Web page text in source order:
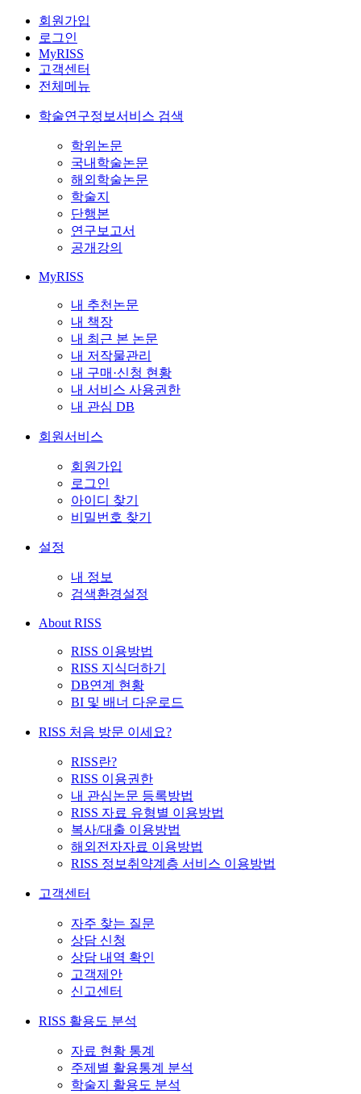
회원가입
로그인
MyRISS
고객센터
전체메뉴
학술연구정보서비스 검색
학위논문
국내학술논문
해외학술논문
학술지
단행본
연구보고서
공개강의
MyRISS
내 추천논문
내 책장
내 최근 본 논문
내 저작물관리
내 구매·신청 현황
내 서비스 사용권한
내 관심 DB
회원서비스
회원가입
로그인
아이디 찾기
비밀번호 찾기
설정
내 정보
검색환경설정
About RISS
RISS 이용방법
RISS 지식더하기
DB연계 현황
BI 및 배너 다운로드
RISS 처음 방문 이세요?
RISS란?
RISS 이용권한
내 관심논문 등록방법
RISS 자료 유형별 이용방법
복사/대출 이용방법
해외전자자료 이용방법
RISS 정보취약계층 서비스 이용방법
고객센터
자주 찾는 질문
상담 신청
상담 내역 확인
고객제안
신고센터
RISS 활용도 분석
자료 현황 통계
주제별 활용통계 분석
학술지 활용도 분석